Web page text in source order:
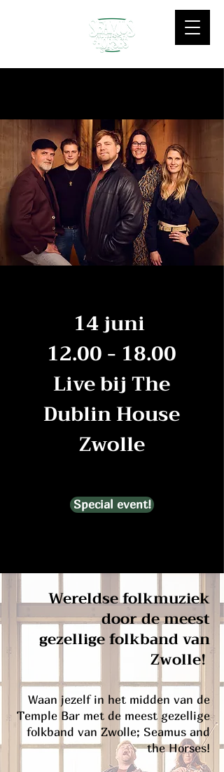
14 juni
12.00 - 18.00
Live bij The
Dublin House
Zwolle
Special event!
Wereldse folkmuziek
door de meest
gezellige folkband van
Zwolle!
Waan jezelf in het midden van de
Temple Bar met de meest gezellige
folkband van Zwolle; Seamus and
the Horses!